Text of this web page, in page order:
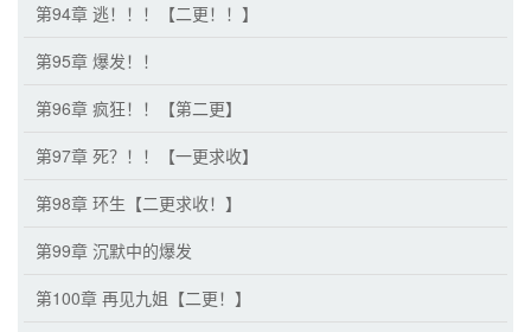
第94章 逃！！！【二更！！】
第95章 爆发！！
第96章 疯狂！！【第二更】
第97章 死？！！【一更求收】
第98章 环生【二更求收！】
第99章 沉默中的爆发
第100章 再见九姐【二更！】